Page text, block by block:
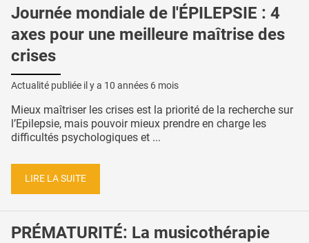
Journée mondiale de l'ÉPILEPSIE : 4
axes pour une meilleure maîtrise des
crises
Actualité publiée il y a 10 années 6 mois
Mieux maîtriser les crises est la priorité de la recherche sur
l’Epilepsie, mais pouvoir mieux prendre en charge les
difficultés psychologiques et ...
LIRE LA SUITE
PRÉMATURITÉ: La musicothérapie